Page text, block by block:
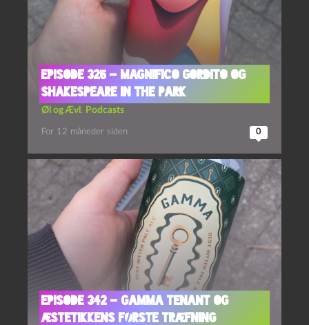
Episode 325 – Magnifico Gordito og
Shakespeare in the Park
Øl og Ævl , Podcasts
For 12 måneder siden 0
Episode 342 – Gamma Tenant og
Æstetikkens Første Træfning